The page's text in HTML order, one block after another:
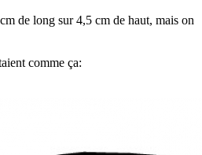
de long sur 4,5 cm de haut, mais on
comme ça: